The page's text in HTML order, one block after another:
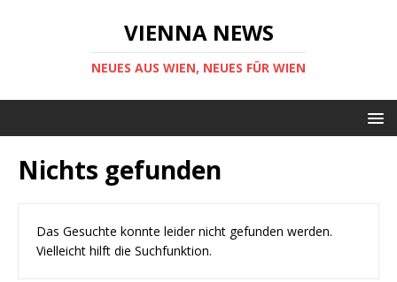
VIENNA NEWS
NEUES AUS WIEN, NEUES FÜR WIEN
Nichts gefunden
Das Gesuchte konnte leider nicht gefunden werden.
Vielleicht hilft die Suchfunktion.